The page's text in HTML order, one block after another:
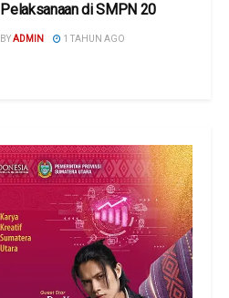
Pelaksanaan di SMPN 20
BYADMIN 1 TAHUN AGO